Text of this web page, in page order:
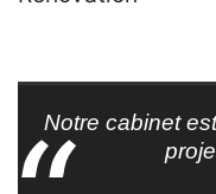
Notre cabinet